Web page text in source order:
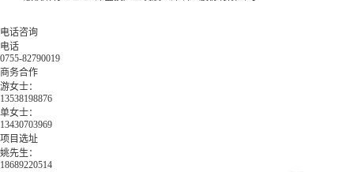
电话咨询
电话
0755-82790019
商务合作
游女士：
13538198876
单女士：
13430703969
项目选址
姚先生：
18689220514